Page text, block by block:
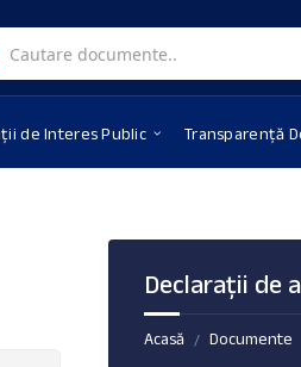
de Interes Public Transparență
Declarații de
Acasă / Documente